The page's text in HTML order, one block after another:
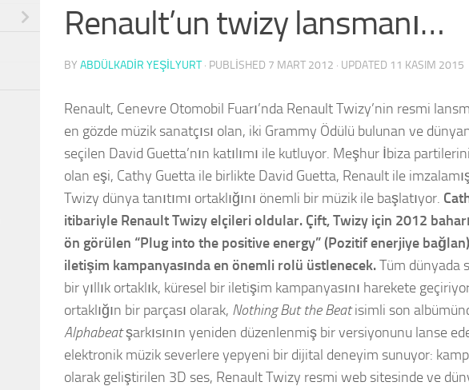
Renault’un twizy lansmanı…
BY ABDÜLKADIR YEŞİLYURT · PUBLISHED 7 MART 2012 · UPDATED 11 KASIM 2015
Renault, Cenevre Otomobil Fuarı’nda Renault Twizy’nin resmi
en gözde müzik sanatçısı olan, iki Grammy Ödülü bulunan ve
seçilen David Guetta’nın katılımı ile kutluyor. Meşhur İbiza
olan eşi, Cathy Guetta ile birlikte David Guetta, Renault ile
Twizy dünya tanıtımı ortaklığını önemli bir müzik ile başlatıyor.
itibariyle Renault Twizy elçileri oldular. Çift, Twizy için 2012
ön görülen “Plug into the positive energy” (Pozitif enerjiye
iletişim kampanyasında en önemli rolü üstlenecek.Tüm dünyada
bir yıllık ortaklık, küresel bir iletişim kampanyasını harekete
ortaklığın bir parçası olarak, Nothing But the Beatisimli son
Alphabeatşarkısının yeniden düzenlenmiş bir versiyonunu lanse
elektronik müzik severlere yepyeni bir dijital deneyim sunuyor:
olarak geliştirilen 3D ses, Renault Twizy resmi web sitesinde ve